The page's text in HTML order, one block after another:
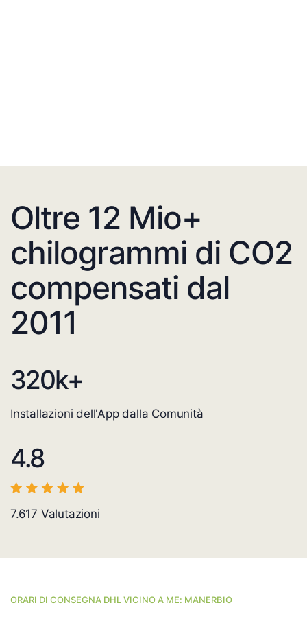
Oltre 12 Mio+
chilogrammi di CO2
compensati dal
2011
320k+
Installazioni dell'App dalla Comunità
4.8
7.617 Valutazioni
ORARI DI CONSEGNA DHL VICINO A ME: MANERBIO